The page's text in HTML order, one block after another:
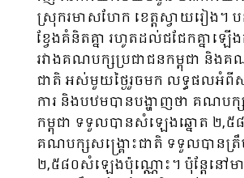
ស្រុករមាសហែក ខេត្តស្វាយរៀង។ ប
ខ្វែងគំនិតគ្នា រហូតដល់ជជែកគ្នាឡ
រវាងគណបក្សប្រជាជនកម្ពុជា និងគ
ជាតិ អស់មួយថ្ងៃរួចមក លទ្ធផលអំពីស
ការ និងបឋមបានបង្ហាញថា គណបក្
កម្ពុជា ទទួលបានសំឡេងឆ្នោត ២,
គណបក្សសង្គ្រោះជាតិ ទទួលបានត្រឹ
២,៥៨០សំឡេងប៉ុណ្ណោះ។ ប៉ុន្តែនៅ